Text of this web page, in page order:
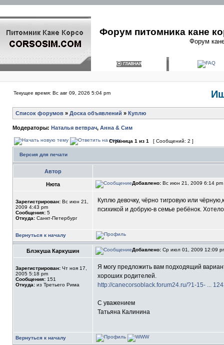
Форум питомника кане
Форум
Текущее время: Вс авг 09, 2026 5:04 pm
Список форумов » Доска объявлений » Куплю
Модераторы: Наталья ветврач, Анна & Сим
Страница 1 из 1 [ Сообщений: 2 ]
Версия для печати
Автор
Нюта Добавлено: Вс июн 21, 2009 6:14 pm
Зарегистрирован: Вс июн 21,
2009 4:43 pm
Сообщения: 5
Откуда: Санкт-Петербург
Куплю девочку, чёрно тигровую или
психикой и добрую-в семье ребёнок.
Вернуться к началу
Блэкуша Каркушин Добавлено: Ср июл 01, 2009 12:09
Зарегистрирован: Чт ноя 17,
2005 5:18 pm
Сообщения: 151
Откуда: из Третьего Рима
Я могу предложить вам подходящий
хороших родителей.
http://canecorsoblack.forum24.ru/?1-15- ...
С уважением
Татьяна Калинина
Вернуться к началу